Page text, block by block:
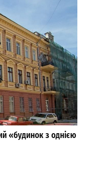
«будинок з однією